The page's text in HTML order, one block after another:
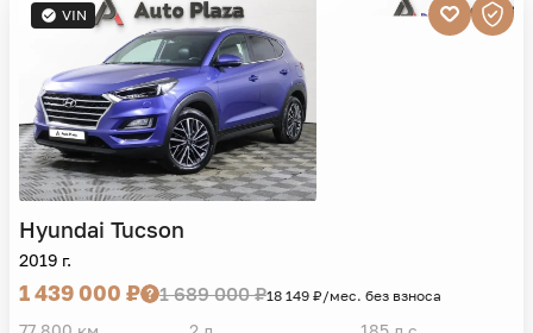
VIN
Hyundai Tucson
2019 г.
1 439 000 ₽ 1 689 000 ₽18 149 ₽/мес. без взноса